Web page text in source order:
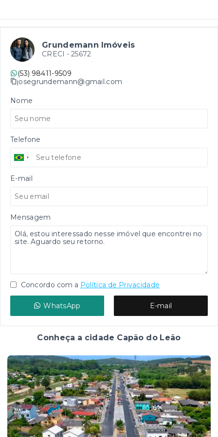
Grundemann Imóveis
CRECI - 25672
(53) 98411-9509
josegrundemann@gmail.com
Nome
Telefone
E-mail
Mensagem
Concordo com a Política de Privacidade
WhatsApp E-mail
Conheça a cidade Capão do Leão